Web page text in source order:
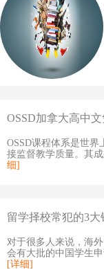
OSSD加拿大高中
OSSD课程体系是世
接监督教学质量。其
细]
留学择校常犯的3大
对于很多人来说，海
会有大批的中国学生
[详细]